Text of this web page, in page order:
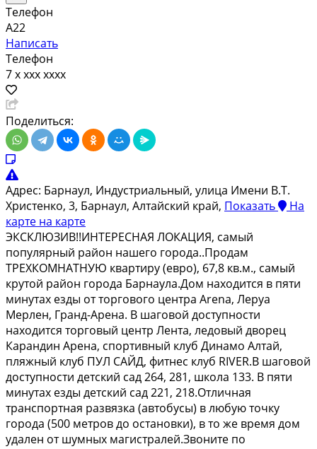
Телефон
А22
Написать
Телефон
7 x xxx xxxx
Поделиться:
Адрес: Барнаул, Индустриальный, улица Имени В.Т.
Христенко, 3, Барнаул, Алтайский край, Показать
На
карте на карте
ЭКСКЛЮЗИВ!!ИНТЕРЕСНАЯ ЛОКАЦИЯ, самый
популярный район нашего города..Продам
ТРЕХКОМНАТНУЮ квартиру (евро), 67,8 кв.м., самый
крутой район города Барнаула.Дом находится в пяти
минутах езды от торгового центра Arena, Леруа
Мерлен, Гранд-Арена. В шаговой доступности
находится торговый центр Лента, ледовый дворец
Карандин Арена, спортивный клуб Динамо Алтай,
пляжный клуб ПУЛ САЙД, фитнес клуб RIVER.В шаговой
доступности детский сад 264, 281, школа 133. В пяти
минутах езды детский сад 221, 218.Отличная
транспортная развязка (автобусы) в любую точку
города (500 метров до остановки), в то же время дом
удален от шумных магистралей.Звоните по